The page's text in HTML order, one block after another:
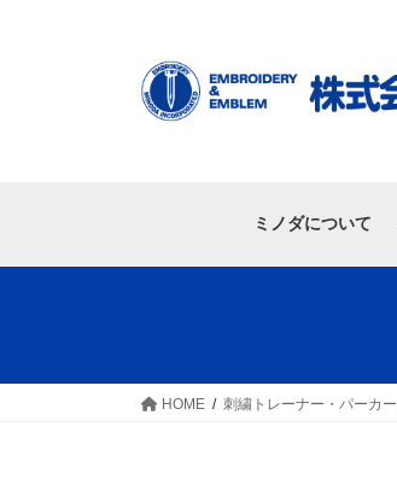
ミノダについて
HOME 刺繍トレーナー・パーカー